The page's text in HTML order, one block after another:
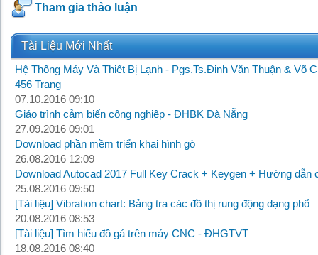
Tham gia thảo luận
Tài Liệu Mới Nhất
Hệ Thống Máy Và Thiết Bị Lạnh - Pgs.Ts.Đinh Văn Thuận & Võ
456 Trang
07.10.2016 09:10
Giáo trình cảm biến công nghiệp - ĐHBK Đà Nẵng
27.09.2016 09:01
Download phần mềm triển khai hình gò
26.08.2016 12:09
Download Autocad 2017 Full Key Crack + Keygen + Hướng dẫn
25.08.2016 09:50
[Tài liệu] Vibration chart: Bảng tra các đồ thị rung động dạng phổ
20.08.2016 08:53
[Tài liệu] Tìm hiểu đồ gá trên máy CNC - ĐHGTVT
18.08.2016 08:40